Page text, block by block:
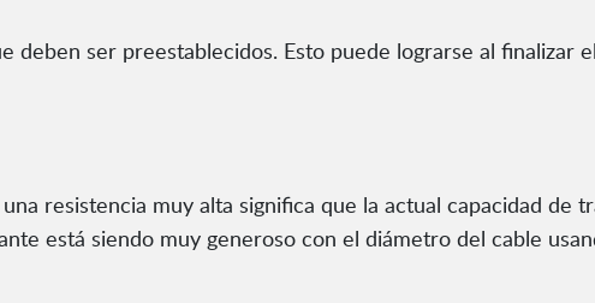
ser preestablecidos. Esto puede lograrse al finalizar
resistencia muy alta significa que la actual capacidad de
está siendo muy generoso con el diámetro del cable